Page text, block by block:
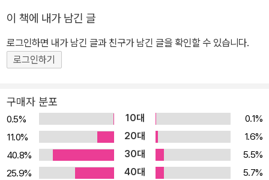
이 책에 내가 남긴 글
로그인하면 내가 남긴 글과 친구가 남긴 글을 확인할 수 있습니다.
로그인하기
구매자 분포
0.5% 10대
0.1%
11.0%
20대
1.6%
40.8%
30대
5.5%
25.9%
40대
5.7%